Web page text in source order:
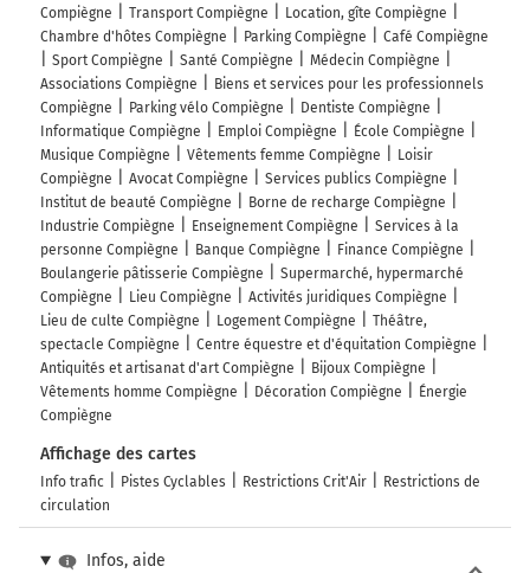
Compiègne
Transport Compiègne
Location, gîte Compiègne
Chambre d'hôtes Compiègne
Parking Compiègne
Café Compiègne
Sport Compiègne
Santé Compiègne
Médecin Compiègne
Associations Compiègne
Biens et services pour les professionnels
Compiègne
Parking vélo Compiègne
Dentiste Compiègne
Informatique Compiègne
Emploi Compiègne
École Compiègne
Musique Compiègne
Vêtements femme Compiègne
Loisir
Compiègne
Avocat Compiègne
Services publics Compiègne
Institut de beauté Compiègne
Borne de recharge Compiègne
Industrie Compiègne
Enseignement Compiègne
Services à la
personne Compiègne
Banque Compiègne
Finance Compiègne
Boulangerie pâtisserie Compiègne
Supermarché, hypermarché
Compiègne
Lieu Compiègne
Activités juridiques Compiègne
Lieu de culte Compiègne
Logement Compiègne
Théâtre,
spectacle Compiègne
Centre équestre et d'équitation Compiègne
Antiquités et artisanat d'art Compiègne
Bijoux Compiègne
Vêtements homme Compiègne
Décoration Compiègne
Énergie
Compiègne
Affichage des cartes
Info trafic Pistes Cyclables Restrictions Crit'Air
Restrictions de
circulation
Infos, aide